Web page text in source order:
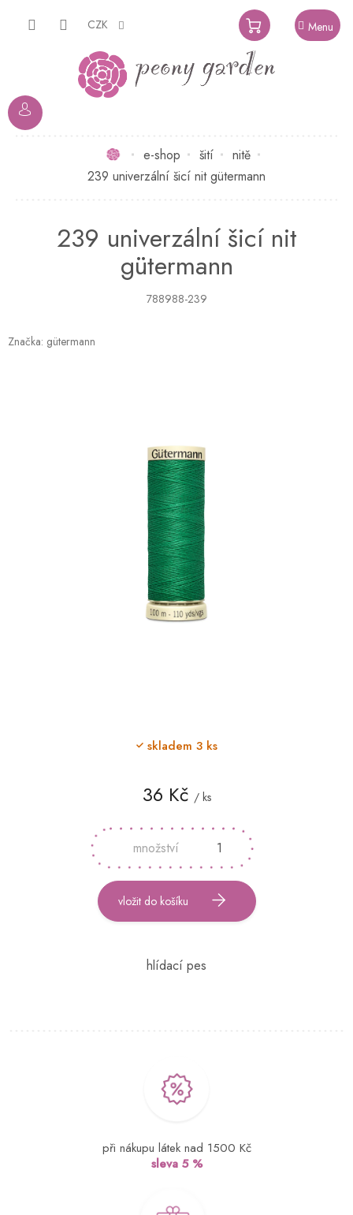
CZK
NÁKUPNÍ
KOŠÍK
Domůe-shop šití
nitě
239 univerzální šicí nit gütermann
239 univerzální šicí nit
gütermann
788988-239
Značka: gütermann
36 Kč / ks
cena:
skladem 3 ks
vložit do košíku
při nákupu látek nad 1500 Kč
sleva 5 %